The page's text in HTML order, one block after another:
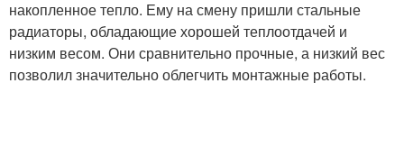
накопленное тепло. Ему на смену пришли стальные
радиаторы, обладающие хорошей теплоотдачей и
низким весом. Они сравнительно прочные, а низкий вес
позволил значительно облегчить монтажные работы.